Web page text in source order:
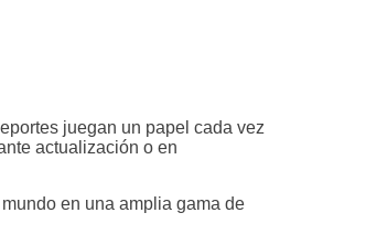
juegan un papel cada vez
actualización o en
en una amplia gama de